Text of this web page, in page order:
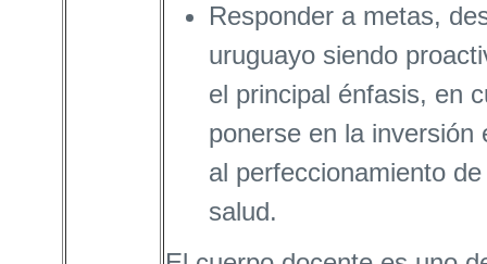
Responder a metas,
uruguayo siendo
el principal énfasis, en
ponerse en la
al perfeccionamiento
salud.